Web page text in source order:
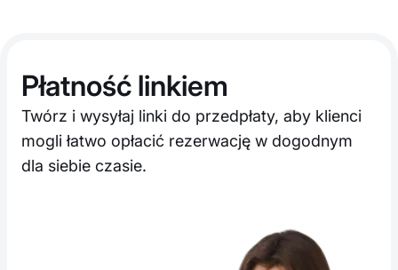
Płatność linkiem
Twórz i wysyłaj linki do przedpłaty, aby klienci
mogli łatwo opłacić rezerwację w dogodnym
dla siebie czasie.